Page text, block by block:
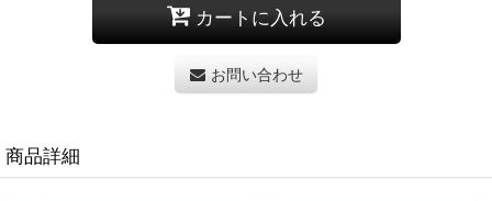
カートに入れる
お問い合わせ
商品詳細